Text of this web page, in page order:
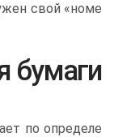
свой «номе
бумаги
по определе